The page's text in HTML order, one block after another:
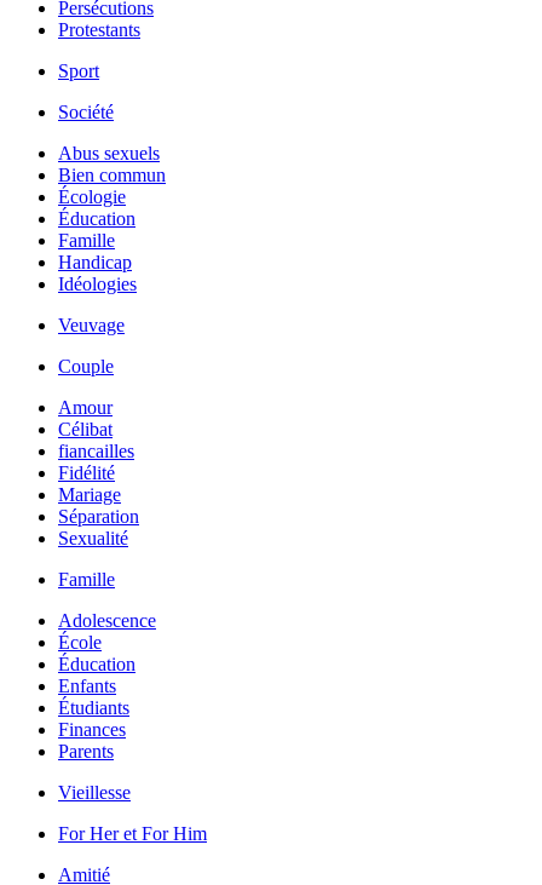
Persécutions
Protestants
Sport
Société
Abus sexuels
Bien commun
Écologie
Éducation
Famille
Handicap
Idéologies
Veuvage
Couple
Amour
Célibat
fiancailles
Fidélité
Mariage
Séparation
Sexualité
Famille
Adolescence
École
Éducation
Enfants
Étudiants
Finances
Parents
Vieillesse
For Her et For Him
Amitié